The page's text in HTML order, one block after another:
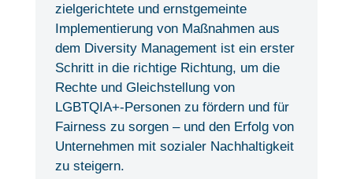
zielgerichtete und ernstgemeinte
Implementierung von Maßnahmen aus
dem Diversity Management ist ein erster
Schritt in die richtige Richtung, um die
Rechte und Gleichstellung von
LGBTQIA+-Personen zu fördern und für
Fairness zu sorgen – und den Erfolg von
Unternehmen mit sozialer Nachhaltigkeit
zu steigern.